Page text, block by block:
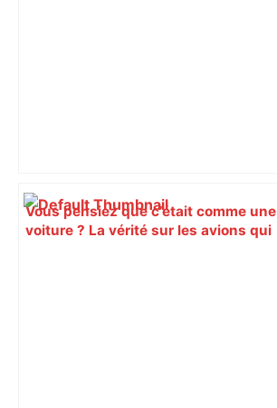
Vous pensiez que c’était comme une
voiture ? La vérité sur les avions qui